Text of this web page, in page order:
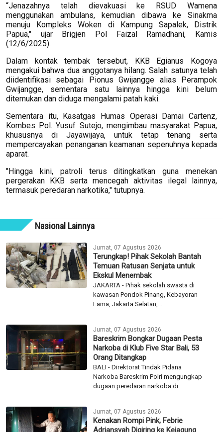
“Jenazahnya telah dievakuasi ke RSUD Wamena
menggunakan ambulans, kemudian dibawa ke Sinakma
menuju Kompleks Woken di Kampung Sapalek, Distrik
Papua," ujar Brigjen Pol Faizal Ramadhani, Kamis
(12/6/2025).
Dalam kontak tembak tersebut, KKB Egianus Kogoya
mengakui bahwa dua anggotanya hilang. Salah satunya telah
diidentifikasi sebagai Pionus Gwijangge alias Perampok
Gwijangge, sementara satu lainnya hingga kini belum
ditemukan dan diduga mengalami patah kaki.
Sementara itu, Kasatgas Humas Operasi Damai Cartenz,
Kombes Pol. Yusuf Sutejo, mengimbau masyarakat Papua,
khususnya di Jayawijaya, untuk tetap tenang serta
mempercayakan penanganan keamanan sepenuhnya kepada
aparat.
"Hingga kini, patroli terus ditingkatkan guna menekan
pergerakan KKB serta mencegah aktivitas ilegal lainnya,
termasuk peredaran narkotika," tutupnya.
Nasional Lainnya
Jumat, 07 Agustus 2026
Terungkap! Pihak Sekolah Bantah
Temuan Ratusan Senjata untuk
Ekskul Menembak
JAKARTA - Pihak sekolah swasta di
kawasan Pondok Pinang, Kebayoran
Lama, Jakarta Selatan,...
Jumat, 07 Agustus 2026
Bareskrim Bongkar Dugaan Pesta
Narkoba di Klub Five Star Bali, 53
Orang Ditangkap
BALI - Direktorat Tindak Pidana
Narkoba Bareskrim Polri mengungkap
dugaan peredaran narkoba di...
Jumat, 07 Agustus 2026
Kenakan Rompi Pink, Febrie
Adriansyah Digiring ke Kejagung